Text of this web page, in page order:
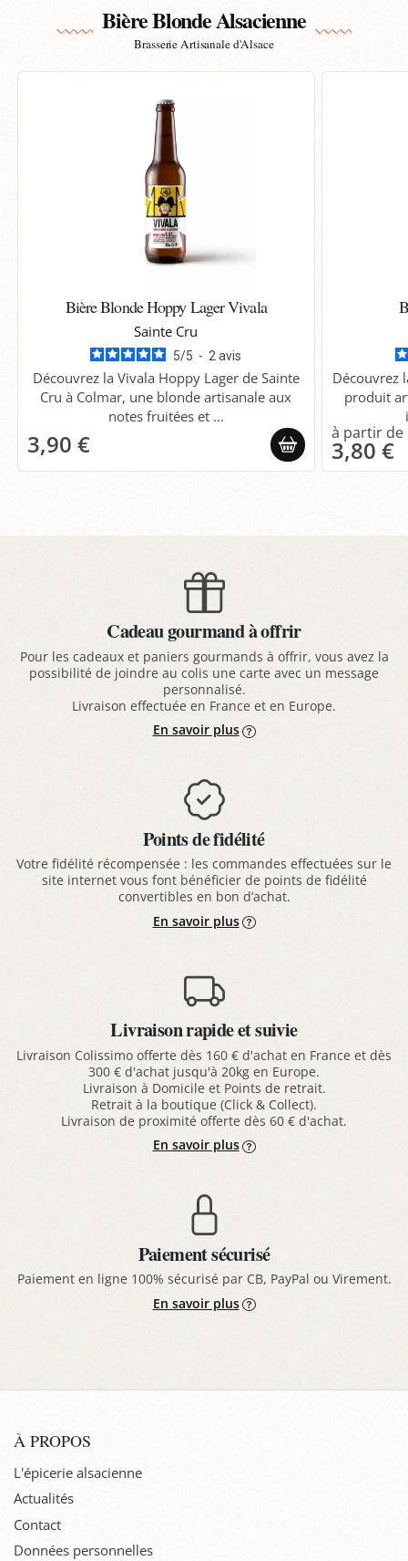
Bière Blonde Alsacienne
Brasserie Artisanale d'Alsace
Bière Blonde Hoppy Lager Vivala
Sainte Cru
5/5 - 2avis
Découvrez la Vivala Hoppy Lager de Sainte
Cru à Colmar, une blonde artisanale aux
notes fruitées et ...
3,90 €
Découvrez
produit
3,80 €
Cadeau gourmand à offrir
Pour les cadeaux et paniers gourmands à offrir, vous avez la
possibilité de joindre au colis une carte avec un message
personnalisé.
Livraison effectuée en France et en Europe.
En savoir plus
Points de fidélité
Votre fidélité récompensée : les commandes effectuées sur le
site internet vous font bénéficier de points de fidélité
convertibles en bon d’achat.
En savoir plus
Livraison rapide et suivie
Livraison Colissimo offerte dès 160 € d'achat en France et dès
300 € d'achat jusqu'à 20kg en Europe.
Livraison à Domicile et Points de retrait.
Retrait à la boutique (Click & Collect).
Livraison de proximité offerte dès 60 € d'achat.
En savoir plus
Paiement sécurisé
Paiement en ligne 100% sécurisé par CB, PayPal ou Virement.
En savoir plus
À PROPOS
L'épicerie alsacienne
Actualités
Contact
Données personnelles